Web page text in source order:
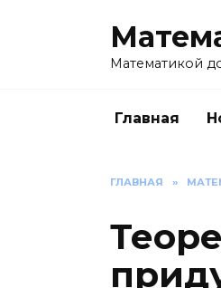
Математикой
Главная
ГЛАВНАЯ »